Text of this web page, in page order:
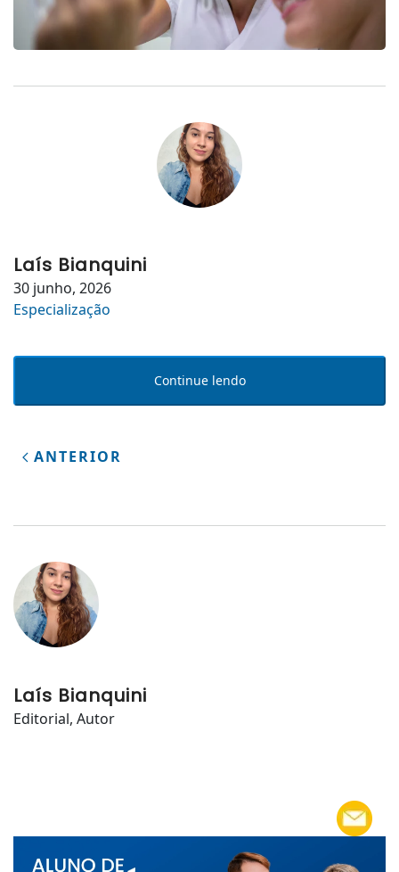
Laís Bianquini
30 junho, 2026
Especialização
Continue lendo
ANTERIOR
Laís Bianquini
Editorial, Autor